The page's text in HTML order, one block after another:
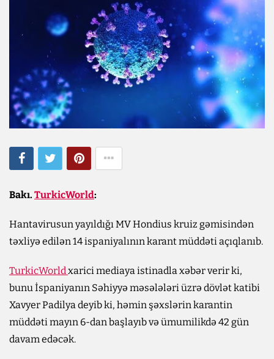
Bakı. TurkicWorld:
Hantavirusun yayıldığı MV Hondius kruiz gəmisindən
təxliyə edilən 14 ispaniyalının karant müddəti açıqlanıb.
TurkicWorldxarici mediaya istinadla xəbər verir ki,
bunu İspaniyanın Səhiyyə məsələləri üzrə dövlət katibi
Xavyer Padilya deyib ki, həmin şəxslərin karantin
müddəti mayın 6-dan başlayıb və ümumilikdə 42 gün
davam edəcək.